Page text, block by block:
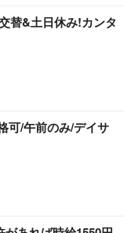
替&土日休み!カンタ
可/午前のみ/デイサ